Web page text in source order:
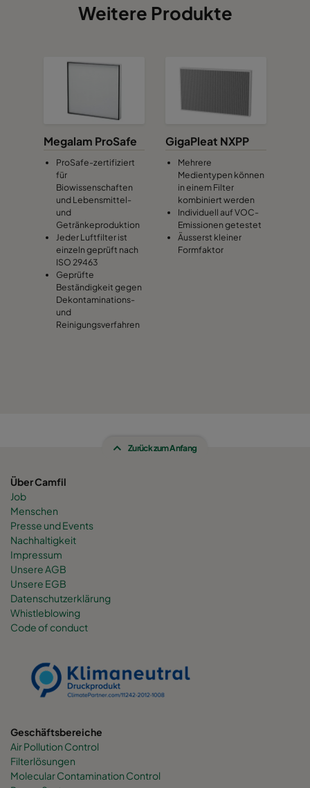
Weitere Produkte
Megalam ProSafe
ProSafe-zertifiziert
für
Biowissenschaften
und Lebensmittel-
und
Getränkeproduktion
Jeder Luftfilter ist
einzeln geprüft nach
ISO 29463
Geprüfte
Beständigkeit gegen
Dekontaminations-
und
Reinigungsverfahren
GigaPleat NXPP
Mehrere
Medientypen können
in einem Filter
kombiniert werden
Individuell auf VOC-
Emissionen getestet
Äusserst kleiner
Formfaktor
Zurück zum Anfang
Über Camfil
Job
Menschen
Presse und Events
Nachhaltigkeit
Impressum
Unsere AGB
Unsere EGB
Datenschutzerklärung
Whistleblowing
Code of conduct
Geschäftsbereiche
Air Pollution Control
Filterlösungen
Molecular Contamination Control